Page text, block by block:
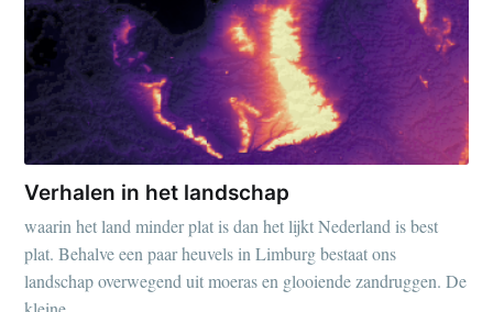
Verhalen in het landschap
waarin het land minder plat is dan het lijkt Nederland is best
plat. Behalve een paar heuvels in Limburg bestaat ons
landschap overwegend uit moeras en glooiende zandruggen. De